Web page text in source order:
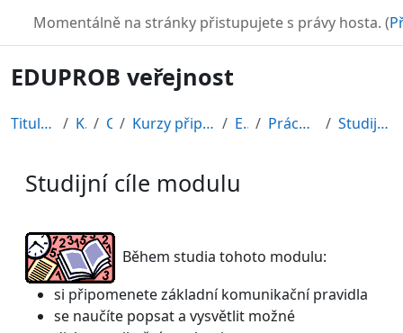
TURBO
Momentálně na stránky přistupujete s právy hosta. (
EDUPROB veřejnost
Titulní stránka Kurzy CDV Kurzy připravené v rámci ESF EDU-V Práce se skupinou Studijní cíle modulu
Studijní cíle modulu
Požadavky na absolvování
Během studia tohoto modulu:
si připomenete základní komunikační pravidla
se naučíte popsat a vysvětlit možné